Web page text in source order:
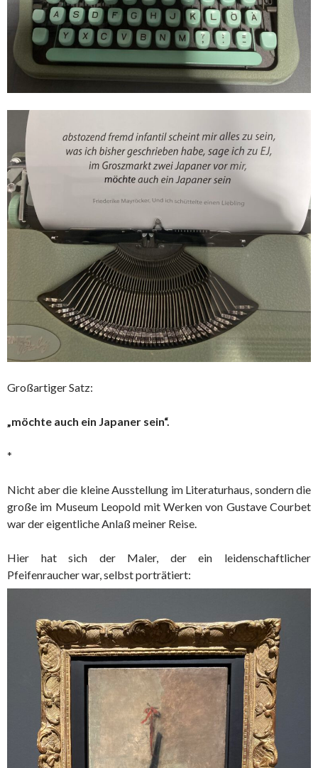
Großartiger Satz:
„möchte auch ein Japaner sein“.
*
Nicht aber die kleine Ausstellung im Literaturhaus, sondern die
große im Museum Leopold mit Werken von Gustave Courbet
war der eigentliche Anlaß meiner Reise.
Hier hat sich der Maler, der ein leidenschaftlicher
Pfeifenraucher war, selbst porträtiert: